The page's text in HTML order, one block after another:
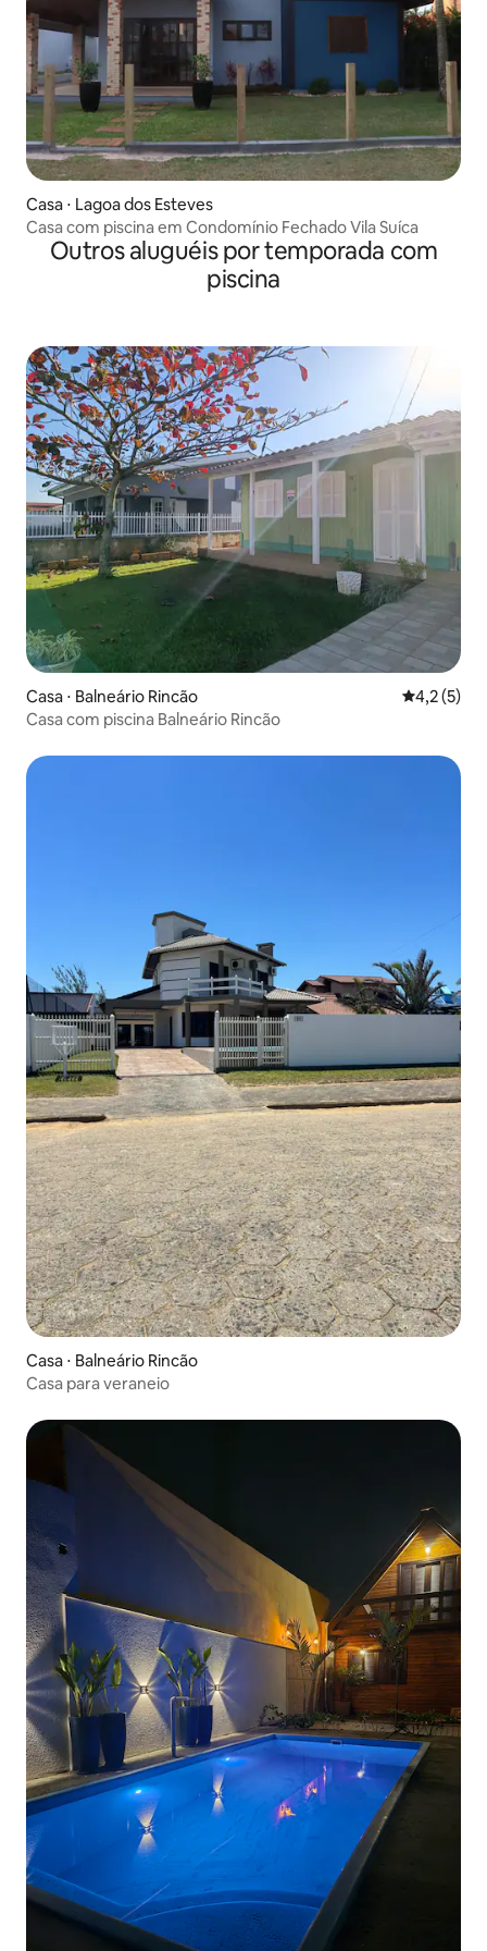
Casa ⋅ Lagoa dos Esteves
Casa com piscina em Condomínio Fechado Vila Suíca
Outros aluguéis por temporada com
piscina
Casa ⋅ Balneário Rincão 4,2 de
4,2 (5)
Casa com piscina Balneário Rincão
Casa ⋅ Balneário Rincão
Casa para veraneio